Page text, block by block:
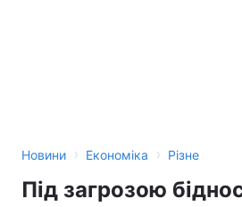
Новини › Економіка › Різне
Під загрозою